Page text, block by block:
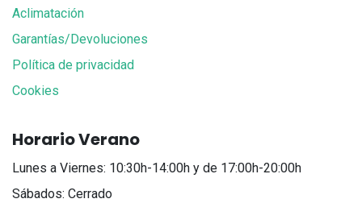
Aclimatación
Garantías/Devoluciones
Política de privacidad
Cookies
Horario Verano
Lunes a Viernes: 10:30h-14:00h y de 17:00h-20:00h
Sábados: Cerrado